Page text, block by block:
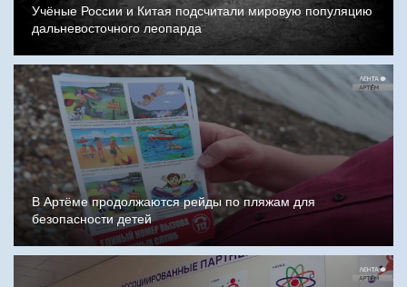
Учёные России и Китая подсчитали мировую популяцию
дальневосточного леопарда
В Артёме продолжаются рейды по пляжам для
безопасности детей